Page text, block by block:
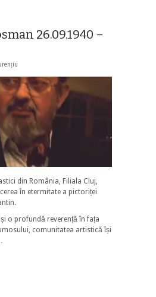
26.09.1940 –
din România, Filiala Cluj,
în etermitate a pictoriței
o profundă reverență în fața
comunitatea artistică își